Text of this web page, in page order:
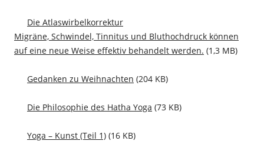
Die Atlaswirbelkorrektur
Migräne, Schwindel, Tinnitus und Bluthochdruck können
auf eine neue Weise effektiv behandelt werden. (1,3 MB)
Gedanken zu Weihnachten (204 KB)
Die Philosophie des Hatha Yoga (73 KB)
Yoga – Kunst (Teil 1) (16 KB)